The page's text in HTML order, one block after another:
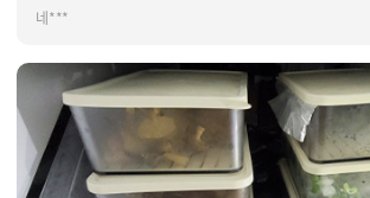
모자라서 더 사야겠어요.유지를 잘하는게 관건!
네***